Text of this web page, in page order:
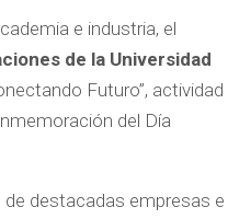
e industria, el
de la Universidad
Futuro”, actividad
del Día
de destacadas empresas e